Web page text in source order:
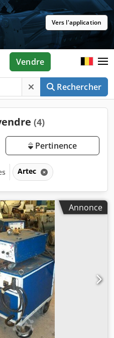
Vers l'application
Rechercher
Vendre
(4)
Pertinence
Artec
Annonce